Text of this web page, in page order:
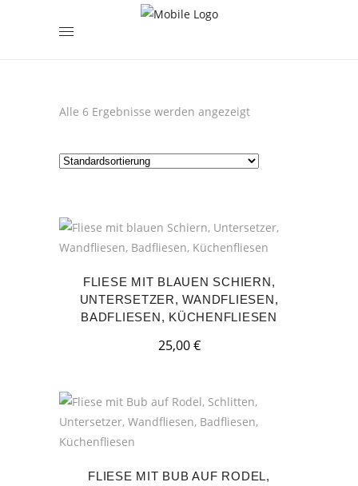
Alle 6 Ergebnisse werden angezeigt
FLIESE MIT BLAUEN SCHIERN,
UNTERSETZER, WANDFLIESEN,
BADFLIESEN, KÜCHENFLIESEN
25,00€
FLIESE MIT BUB AUF RODEL,